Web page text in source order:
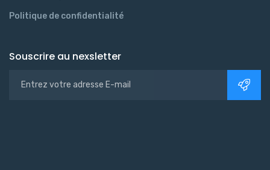
Politique de confidentialité
Souscrire au nexsletter